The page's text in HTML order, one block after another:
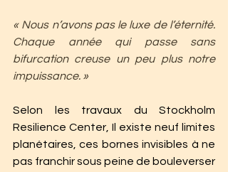
« Nous n’avons pas le luxe de l’éternité.
Chaque année qui passe sans
bifurcation creuse un peu plus notre
impuissance. »
Selon les travaux du Stockholm
Resilience Center, Il existe neuf limites
planétaires, ces bornes invisibles à ne
pas franchir sous peine de bouleverser